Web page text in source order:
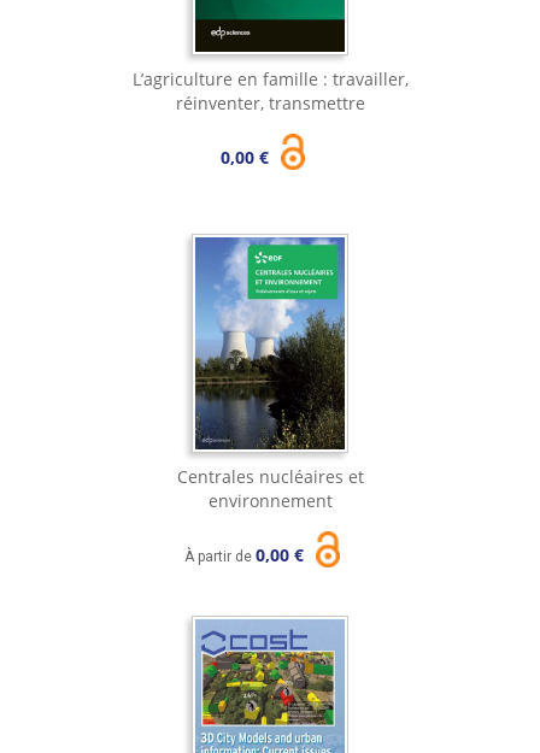
L’agriculture en famille : travailler,
réinventer, transmettre
0,00 €
Centrales nucléaires et
environnement
À partir de 0,00 €